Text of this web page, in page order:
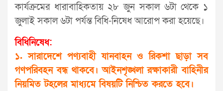
কার্যক্রমের ধারাবাহিকতায় ২৮ জুন সকাল ৬টা থেকে ১
জুলাই সকাল ৬টা পর্যন্ত বিধি-নিষেধ আরোপ করা হয়েছে।
বিধিনিষেধ:
১. সারাদেশে পণ্যবাহী যানবাহন ও রিকশা ছাড়া সব
গণপরিবহন বন্ধ থাকবে। আইনশৃঙ্খলা রক্ষাকারী বাহিনীর
নিয়মিত টহলের মাধ্যমে বিষয়টি নিশ্চিত করতে হবে।